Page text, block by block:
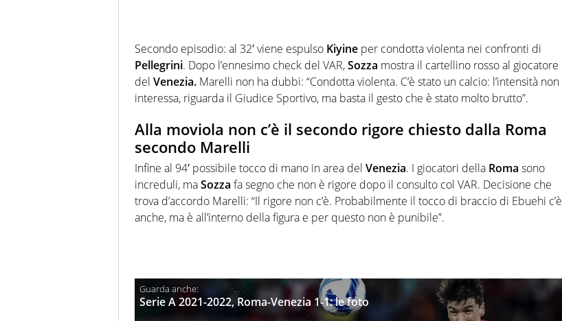
Secondo episodio: al 32′ viene espulso Kiyine per condotta violenta nei confronti di
Pellegrini. Dopo l’ennesimo check del VAR,Sozza mostra il cartellino rosso al giocatore
del Venezia. Marelli non ha dubbi: “Condotta violenta. C’è stato un calcio: l’intensità non
interessa, riguarda il Giudice Sportivo, ma basta il gesto che è stato molto brutto”.
Alla moviola non c’è il secondo rigore chiesto dalla Roma
secondo Marelli
Infine al 94′ possibile tocco di mano in area del Venezia. I giocatori della Roma sono
increduli, maSozza fa segno che non è rigore dopo il consulto col VAR. Decisione che
trova d’accordo Marelli: “Il rigore non c’è. Probabilmente il tocco di braccio di Ebuehi c’è
anche, ma è all’interno della figura e per questo non è punibile”.
Serie A 2021-2022, Roma-Venezia 1-1: le foto